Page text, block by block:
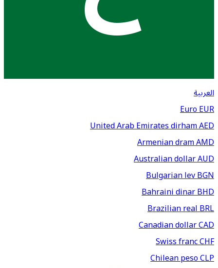
العربية
EuroEUR
United Arab Emirates dirhamAED
Armenian dramAMD
Australian dollarAUD
Bulgarian levBGN
Bahraini dinarBHD
Brazilian realBRL
Canadian dollarCAD
Swiss francCHF
Chilean pesoCLP